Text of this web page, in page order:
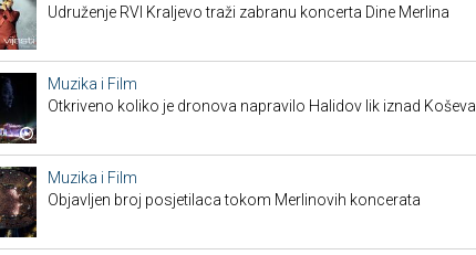
Udruženje RVI Kraljevo traži zabranu koncerta Dine Merlina
Muzika i Film
Otkriveno koliko je dronova napravilo Halidov lik iznad Koševa
Muzika i Film
Objavljen broj posjetilaca tokom Merlinovih koncerata